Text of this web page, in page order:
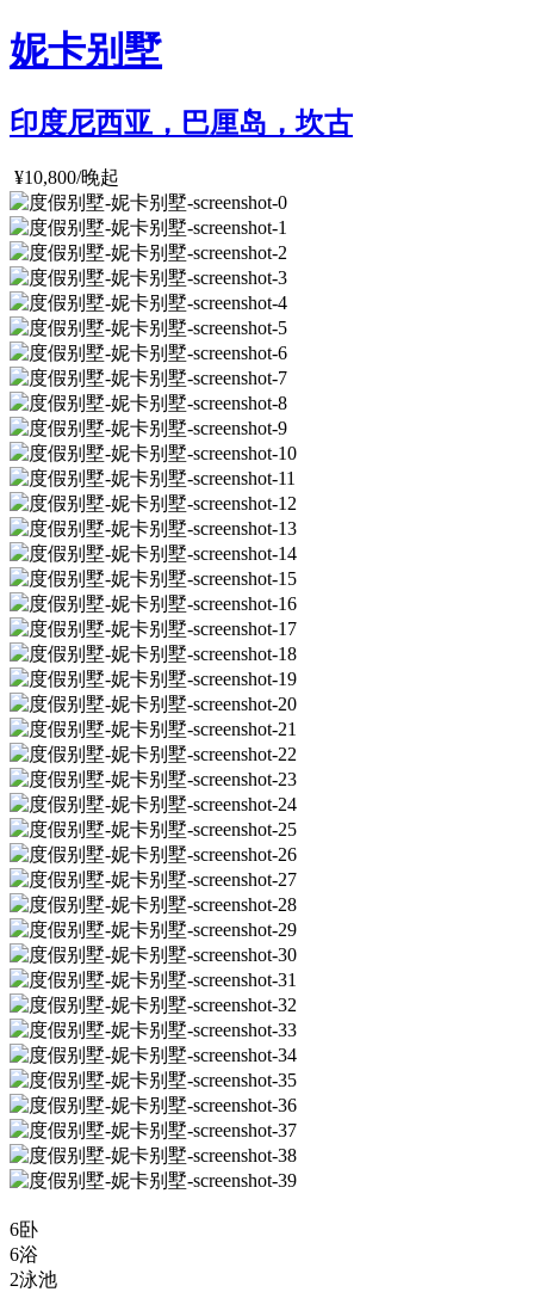
妮卡别墅
印度尼西亚，巴厘岛，坎古
¥10,800/晚起
6卧
6浴
2泳池